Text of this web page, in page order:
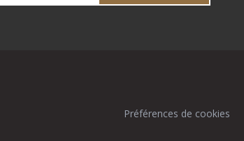
Préférences de cookies